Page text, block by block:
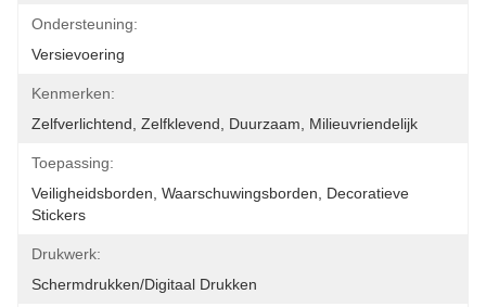
Ondersteuning:
Versievoering
Kenmerken:
Zelfverlichtend, Zelfklevend, Duurzaam, Milieuvriendelijk
Toepassing:
Veiligheidsborden, Waarschuwingsborden, Decoratieve
Stickers
Drukwerk:
Schermdrukken/digitaal Drukken